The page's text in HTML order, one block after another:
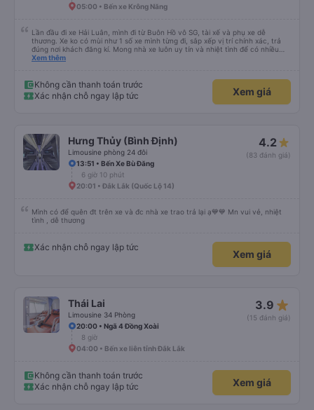
05:00 • Bến xe Krông Năng
Lần đầu đi xe Hải Luân, mình đi từ Buôn Hồ vô SG, tài xế và phụ xe dễ
thương. Xe ko có mùi như 1 số xe mình từng đi, sắp xếp vị trí chính xác, trả
đúng nơi khách đăng kí. Mong nhà xe luôn uy tín và nhiệt tình để có nhiều
khách hàng hơn nữa
Xem thêm
Không cần thanh toán trước
Xác nhận chỗ ngay lập tức
Xem giá
Hưng Thủy (Bình Định)
Limousine phòng 24 đôi
4.2
(83 đánh giá)
13:51 • Bến Xe Bù Đăng
6 giờ 10 phút
20:01 • Đắk Lắk (Quốc Lộ 14)
Mình có để quên đt trên xe và đc nhà xe trao trả lại ạ💙💙 Mn vui vẻ, nhiệt
tình , dễ thương
Xác nhận chỗ ngay lập tức
Xem giá
Thái Lai
Limousine 34 Phòng
3.9 star_rate
(15 đánh giá)
20:00 • Ngã 4 Đồng Xoài
8 giờ
04:00 • Bến xe liên tỉnh Đắk Lắk
Không cần thanh toán trước
Xác nhận chỗ ngay lập tức
Xem giá